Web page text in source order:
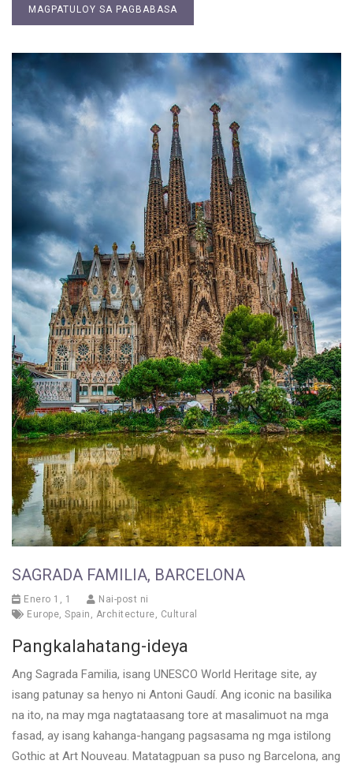
MAGPATULOY SA PAGBABASA
SAGRADA FAMILIA, BARCELONA
Enero 1, 1
Nai-post ni
Europe, Spain , Architecture, Cultural
Pangkalahatang-ideya
Ang Sagrada Familia, isang UNESCO World Heritage site, ay
isang patunay sa henyo ni Antoni Gaudí. Ang iconic na basilika
na ito, na may mga nagtataasang tore at masalimuot na mga
fasad, ay isang kahanga-hangang pagsasama ng mga istilong
Gothic at Art Nouveau. Matatagpuan sa puso ng Barcelona, ang